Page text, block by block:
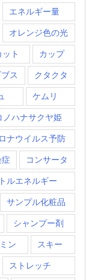
エネルギー量
オレンジ色の光
ット カップ
ス クタクタ
ケムリ
ノハナサクヤ姫
ナウイルス予防
コンサータ
ルエネルギー
サンプル化粧品
シャンプー剤
ン スキー
ストレッチ